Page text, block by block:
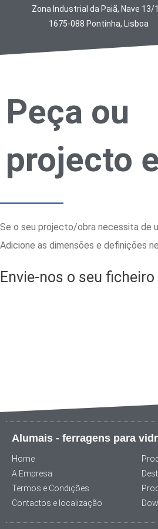
Zona Industrial da Paiã, Nave 13/
1675-088 Pontinha, Lisboa
Peça ou
projecto
Se o seu projecto/obra necessita de
Adicione as dimensões e definições
Envie-nos o seu
Alumais - ferragens para
Home
A Empresa
Termos e Condições
Contactos e localização